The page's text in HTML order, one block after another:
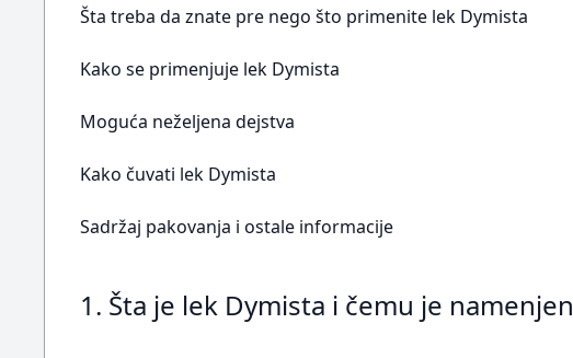
Šta treba da znate pre nego što primenite lek Dymista
Kako se primenjuje lek Dymista
Moguća neželjena dejstva
Kako čuvati lek Dymista
Sadržaj pakovanja i ostale informacije
1. Šta je lek Dymista i čemu je namenjen